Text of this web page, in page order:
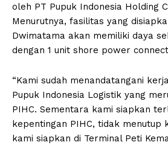
oleh PT Pupuk Indonesia Holding
Menurutnya, fasilitas yang
Dwimatama akan memiliki daya
dengan 1 unit shore power
“Kami sudah menandatangani
Pupuk Indonesia Logistik yang
PIHC. Sementara kami siapkan
kepentingan PIHC, tidak menutup
kami siapkan di Terminal Peti